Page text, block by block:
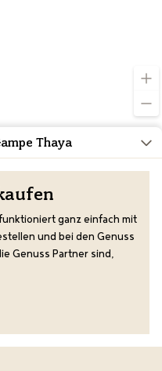
Thaya
ganz einfach mit
und bei den Genuss
Genuss Partner sind,